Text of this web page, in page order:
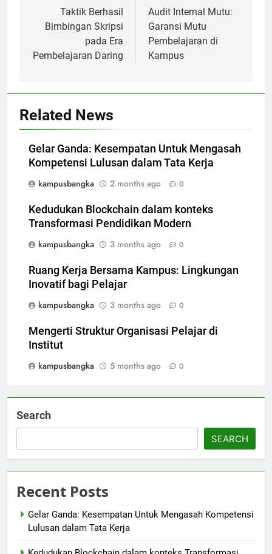
navigation
Taktik Berhasil
Bimbingan Skripsi
pada Era
Pembelajaran Daring
Audit Internal Mutu:
Garansi Mutu
Pembelajaran di
Kampus
Related News
Gelar Ganda: Kesempatan Untuk Mengasah
Kompetensi Lulusan dalam Tata Kerja
kampusbangka
2 months ago 0
Kedudukan Blockchain dalam konteks
Transformasi Pendidikan Modern
kampusbangka
3 months ago 0
Ruang Kerja Bersama Kampus: Lingkungan
Inovatif bagi Pelajar
kampusbangka
3 months ago 0
Mengerti Struktur Organisasi Pelajar di
Institut
kampusbangka
5 months ago 0
Search
SEARCH
Recent Posts
Gelar Ganda: Kesempatan Untuk Mengasah Kompetensi
Lulusan dalam Tata Kerja